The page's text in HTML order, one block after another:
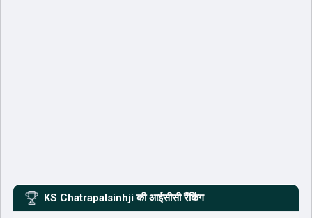
KS Chatrapalsinhji की आईसीसी रैंकिंग